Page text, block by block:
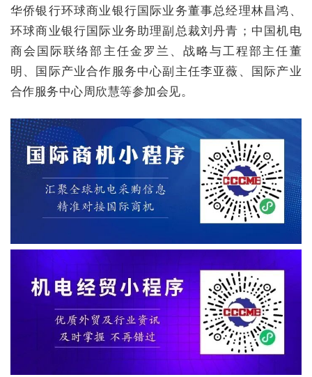
华侨银行环球商业银行国际业务董事总经理林昌鸿、
环球商业银行国际业务助理副总裁刘丹青；中国机电
商会国际联络部主任金罗兰、战略与工程部主任董
明、国际产业合作服务中心副主任李亚薇、国际产业
合作服务中心周欣慧等参加会见。